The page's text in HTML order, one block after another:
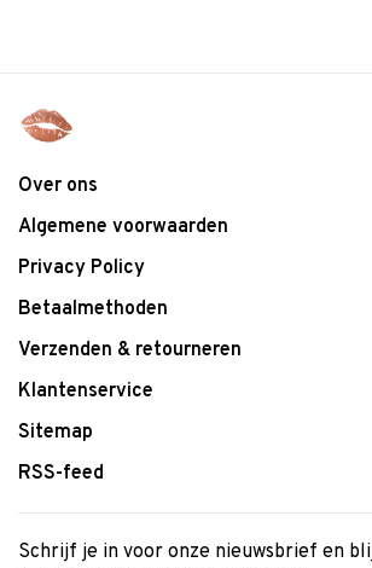
Over ons
Algemene voorwaarden
Privacy Policy
Betaalmethoden
Verzenden & retourneren
Klantenservice
Sitemap
RSS-feed
Schrijf je in voor onze nieuwsbrief en